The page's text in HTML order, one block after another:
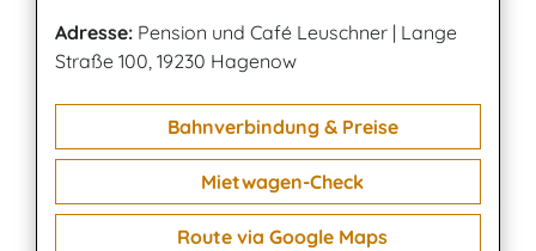
Adresse: Pension und Café Leuschner | Lange
Straße 100, 19230 Hagenow
Bahnverbindung & Preise
Mietwagen-Check
Route via Google Maps